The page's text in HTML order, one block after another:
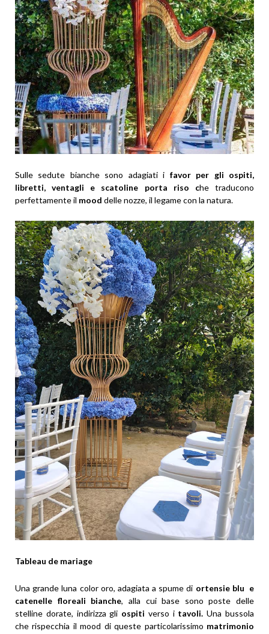
Sulle sedute bianche sono adagiati i favor per gli ospiti,
libretti, ventagli e scatoline porta riso che traducono
perfettamente il mood delle nozze, il legame con la natura.
Tableau de mariage
Una grande luna color oro, adagiata a spume di ortensie blu e
catenelle floreali bianche, alla cui base sono poste delle
stelline dorate, indirizza gli ospiti verso i tavoli. Una bussola
che rispecchia il mood di queste particolarissimo matrimonio